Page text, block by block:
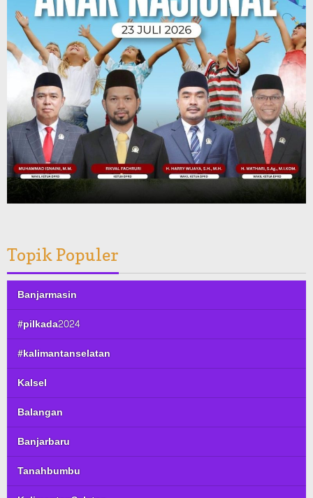
Topik Populer
Banjarmasin
#pilkada2024
#kalimantanselatan
Kalsel
Balangan
Banjarbaru
Tanahbumbu